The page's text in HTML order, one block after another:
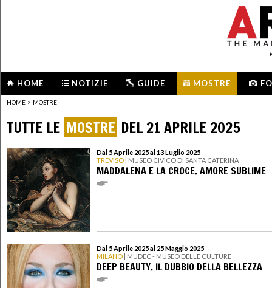
HOME NOTIZIE GUIDE MOSTRE
HOME > MOSTRE
TUTTE LE MOSTRE DEL 21 APRILE 2025
Dal 5 Aprile 2025 al 13 Luglio 2025
TREVISO | MUSEO CIVICO DI SANTA CATERINA
MADDALENA E LA CROCE. AMORE SUBLIME
Dal 5 Aprile 2025 al 25 Maggio 2025
MILANO | MUDEC - MUSEO DELLE CULTURE
DEEP BEAUTY. IL DUBBIO DELLA BELLEZZA